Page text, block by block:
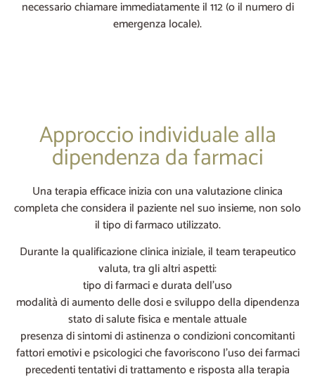
necessario chiamare immediatamente il 112 (o il numero di
emergenza locale).
Approccio individuale alla
dipendenza da farmaci
Una terapia efficace inizia con una valutazione clinica
completa che considera il paziente nel suo insieme, non solo
il tipo di farmaco utilizzato.
Durante la qualificazione clinica iniziale, il team terapeutico
valuta, tra gli altri aspetti:
tipo di farmaci e durata dell’uso
modalità di aumento delle dosi e sviluppo della dipendenza
stato di salute fisica e mentale attuale
presenza di sintomi di astinenza o condizioni concomitanti
fattori emotivi e psicologici che favoriscono l’uso dei farmaci
precedenti tentativi di trattamento e risposta alla terapia